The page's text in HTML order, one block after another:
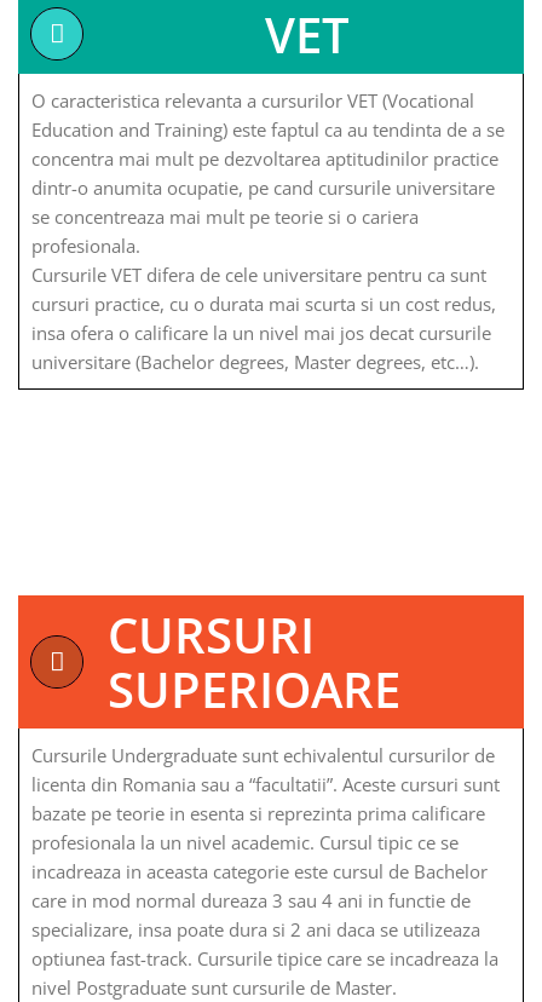
VET
O caracteristica relevanta a cursurilor VET (Vocational
Education and Training) este faptul ca au tendinta de a se
concentra mai mult pe dezvoltarea aptitudinilor practice
dintr-o anumita ocupatie, pe cand cursurile universitare
se concentreaza mai mult pe teorie si o cariera
profesionala.
Cursurile VET difera de cele universitare pentru ca sunt
cursuri practice, cu o durata mai scurta si un cost redus,
insa ofera o calificare la un nivel mai jos decat cursurile
universitare (Bachelor degrees, Master degrees, etc…).
CURSURI
SUPERIOARE
Cursurile Undergraduate sunt echivalentul cursurilor de
licenta din Romania sau a “facultatii”. Aceste cursuri sunt
bazate pe teorie in esenta si reprezinta prima calificare
profesionala la un nivel academic. Cursul tipic ce se
incadreaza in aceasta categorie este cursul de Bachelor
care in mod normal dureaza 3 sau 4 ani in functie de
specializare, insa poate dura si 2 ani daca se utilizeaza
optiunea fast-track. Cursurile tipice care se incadreaza la
nivel Postgraduate sunt cursurile de Master.